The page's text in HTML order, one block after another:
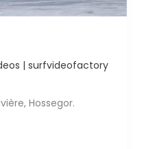
| surfvideofactory
Hossegor.